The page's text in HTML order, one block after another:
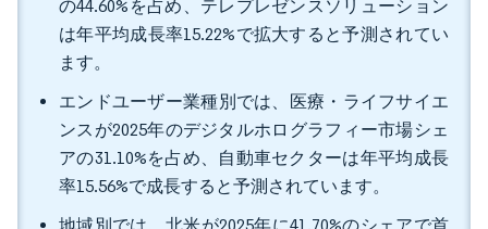
の44.60%を占め、テレプレゼンスソリューション
は年平均成長率15.22%で拡大すると予測されてい
ます。
エンドユーザー業種別では、医療・ライフサイエ
ンスが2025年のデジタルホログラフィー市場シェ
アの31.10%を占め、自動車セクターは年平均成長
率15.56%で成長すると予測されています。